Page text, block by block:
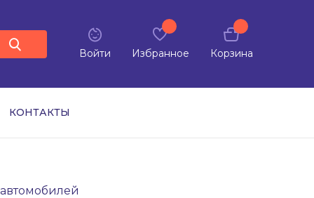
Войти Избранное Корзина
КОНТАКТЫ